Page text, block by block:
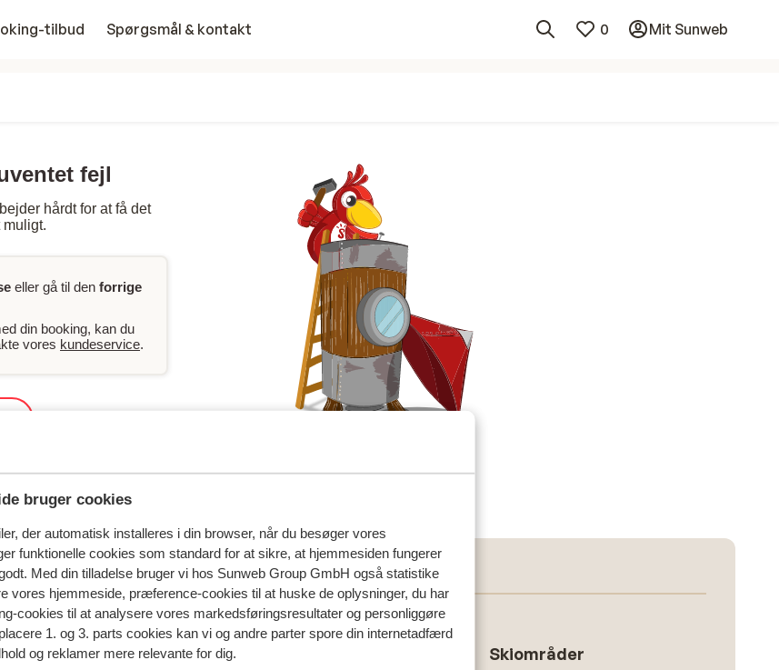
bruger cookies
der automatisk installeres i din browser, når du besøger vores
funktionelle cookies som standard for at sikre, at hjemmesiden fungerer
Med din tilladelse bruger vi hos Sunweb Group GmbH også statistike
vores hjemmeside, præference-cookies til at huske de oplysninger, du har
cookies til at analysere vores markedsføringsresultater og personliggøre
1. og 3. parts cookies kan vi og andre parter spore din internetadfærd
og reklamer mere relevante for dig.
tilbud Spørgsmål & kontakt 0 Mit Sunweb
fejl
hårdt for at få det
muligt.
eller gå til den forrige
din booking, kan du
vores kundeservice.
Lejligheder Pinzgauer Höhe
Populære regioner Skiområder